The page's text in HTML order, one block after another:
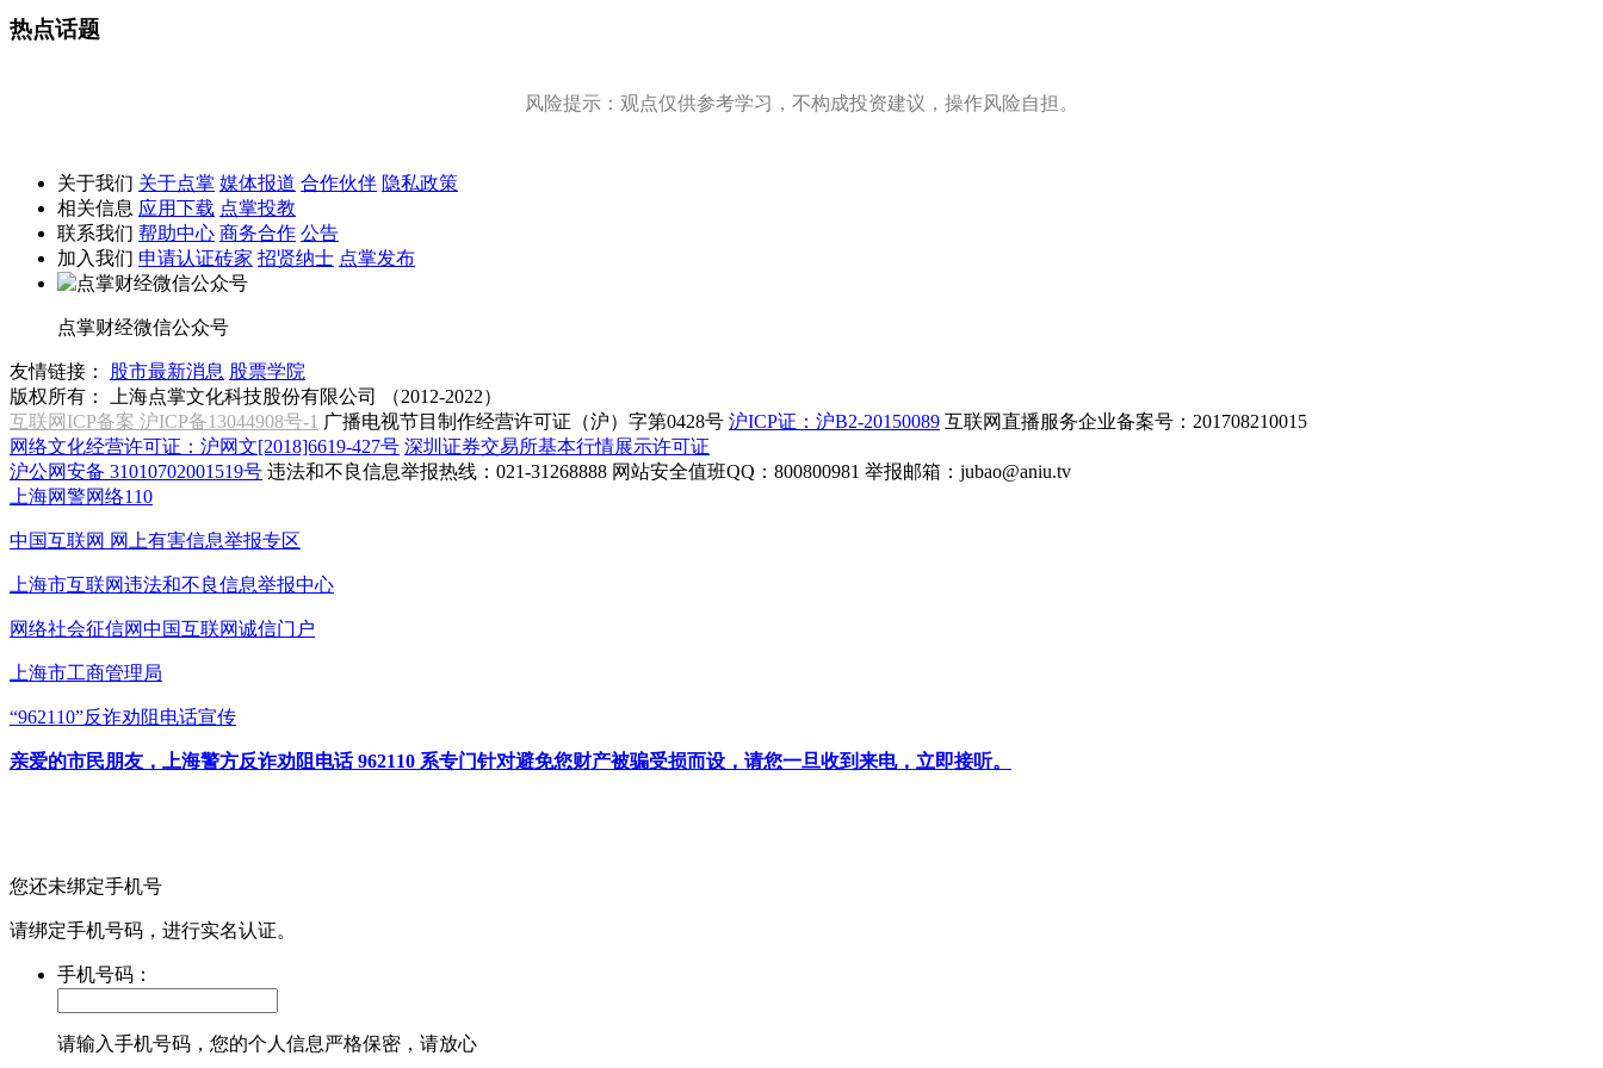
热点话题
风险提示：观点仅供参考学习，不构成投资建议，操作风险自担。
关于我们 关于点掌 媒体报道 合作伙伴 隐私政策
相关信息 应用下载 点掌投教
联系我们 帮助中心 商务合作 公告
加入我们 申请认证砖家 招贤纳士 点掌发布
点掌财经微信公众号
友情链接： 股市最新消息 股票学院
版权所有：
上海点掌文化科技股份有限公司 （2012-2022）
互联网ICP备案 沪ICP备13044908号-1 广播电视节目制作经营许可证（沪）字第0428号 沪ICP证：沪B2-20150089 互联网直播服务企业备案号：201708210015
网络文化经营许可证：沪网文[2018]6619-427号 深圳证券交易所基本行情展示许可证
沪公网安备 31010702001519号 违法和不良信息举报热线：021-31268888 网站安全值班QQ：800800981 举报邮箱： jubao@aniu.tv
上海网警网络110
中国互联网 网上有害信息举报专区
上海市互联网违法和不良信息举报中心
网络社会征信网中国互联网诚信门户
上海市工商管理局
“962110”反诈劝阻电话宣传
亲爱的市民朋友，上海警方反诈劝阻电话 962110 系专门针对避免您财产被骗受损而设，请您一旦收到来电，立即接听。
您还未绑定手机号
请绑定手机号码，进行实名认证。
手机号码：
请输入手机号码，您的个人信息严格保密，请放心